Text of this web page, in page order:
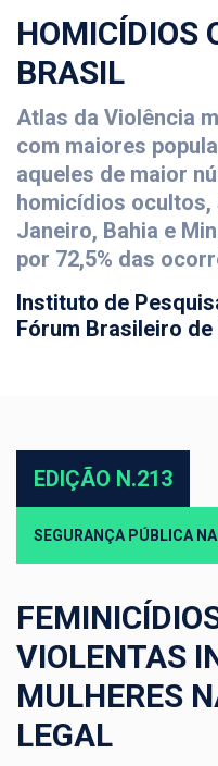
HOMICÍDIOS
BRASIL
Atlas da Violência
com maiores
aqueles de maior
homicídios ocultos,
Janeiro, Bahia e
por 72,5% das
Instituto de
Fórum Brasileiro
EDIÇÃO N.213
SEGURANÇA PÚBLICA
VIOLENTAS
MULHERES
LEGAL